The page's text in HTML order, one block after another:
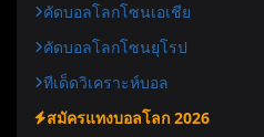
คัดบอลโลกโซนเอเชีย
คัดบอลโลกโซนยุโรป
ทีเด็ดวิเคราะห์บอล
สมัครแทงบอลโลก 2026